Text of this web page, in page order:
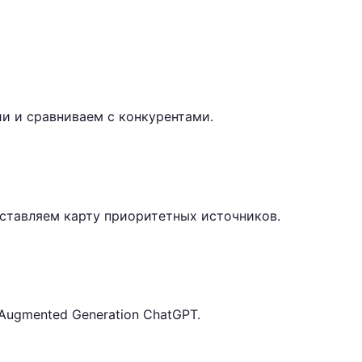
и сравниваем с конкурентами.
карту приоритетных источников.
Generation ChatGPT.